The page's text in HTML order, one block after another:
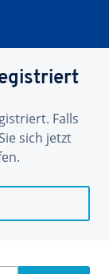
Falls
sich jetzt